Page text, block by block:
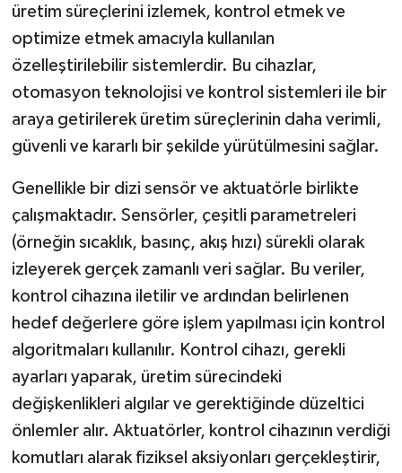
üretim süreçlerini izlemek, kontrol etmek ve
optimize etmek amacıyla kullanılan
özelleştirilebilir sistemlerdir. Bu cihazlar,
otomasyon teknolojisi ve kontrol sistemleri ile bir
araya getirilerek üretim süreçlerinin daha verimli,
güvenli ve kararlı bir şekilde yürütülmesini sağlar.
Genellikle bir dizi sensör ve aktuatörle birlikte
çalışmaktadır. Sensörler, çeşitli parametreleri
(örneğin sıcaklık, basınç, akış hızı) sürekli olarak
izleyerek gerçek zamanlı veri sağlar. Bu veriler,
kontrol cihazına iletilir ve ardından belirlenen
hedef değerlere göre işlem yapılması için kontrol
algoritmaları kullanılır. Kontrol cihazı, gerekli
ayarları yaparak, üretim sürecindeki
değişkenlikleri algılar ve gerektiğinde düzeltici
önlemler alır. Aktuatörler, kontrol cihazının verdiği
komutları alarak fiziksel aksiyonları gerçekleştirir,